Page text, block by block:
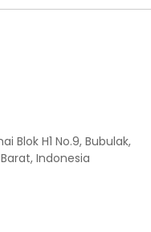
Blok H1 No.9, Bubulak,
Indonesia